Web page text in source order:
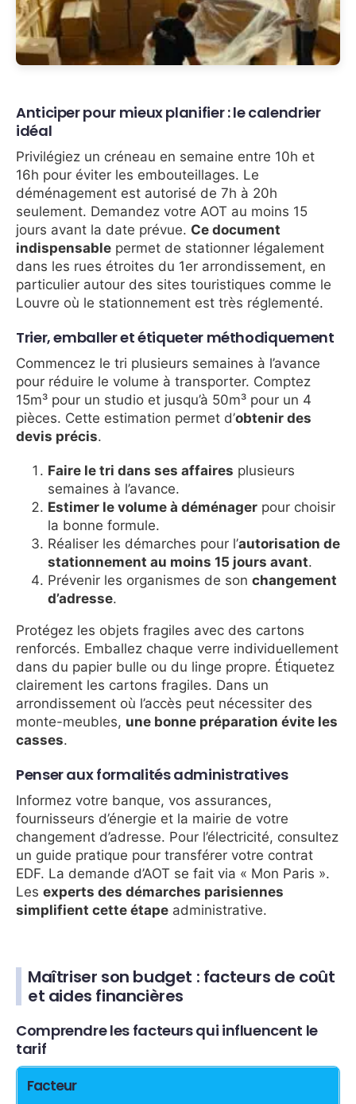
Anticiper pour mieux planifier : le calendrier
idéal
Privilégiez un créneau en semaine entre 10h et
16h pour éviter les embouteillages. Le
déménagement est autorisé de 7h à 20h
seulement. Demandez votre AOT au moins 15
jours avant la date prévue. Ce document
indispensable permet de stationner légalement
dans les rues étroites du 1er arrondissement, en
particulier autour des sites touristiques comme le
Louvre où le stationnement est très réglementé.
Trier, emballer et étiqueter méthodiquement
Commencez le tri plusieurs semaines à l’avance
pour réduire le volume à transporter. Comptez
15m³ pour un studio et jusqu’à 50m³ pour un 4
pièces. Cette estimation permet d’obtenir des
devis précis.
Faire le tri dans ses affaires plusieurs
semaines à l’avance.
Estimer le volume à déménager pour choisir
la bonne formule.
Réaliser les démarches pour l’autorisation de
stationnement au moins 15 jours avant.
Prévenir les organismes de son changement
d’adresse.
Protégez les objets fragiles avec des cartons
renforcés. Emballez chaque verre individuellement
dans du papier bulle ou du linge propre. Étiquetez
clairement les cartons fragiles. Dans un
arrondissement où l’accès peut nécessiter des
monte-meubles, une bonne préparation évite les
casses.
Penser aux formalités administratives
Informez votre banque, vos assurances,
fournisseurs d’énergie et la mairie de votre
changement d’adresse. Pour l’électricité, consultez
un guide pratique pour transférer votre contrat
EDF. La demande d’AOT se fait via « Mon Paris ».
Les experts des démarches parisiennes
simplifient cette étape administrative.
Maîtriser son budget : facteurs de coût
et aides financières
Comprendre les facteurs qui influencent le
tarif
Facteur